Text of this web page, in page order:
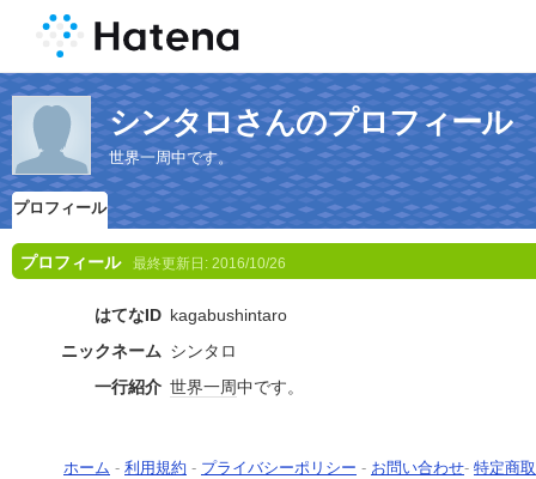
シンタロさんのプロフィール
世界一周中です。
プロフィール
プロフィール 最終更新日: 2016/10/26
はてなID kagabushintaro
ニックネーム シンタロ
一行紹介 世界一周中です。
ホーム - 利用規約 - プライバシーポリシー - お問い合わせ- 特定商